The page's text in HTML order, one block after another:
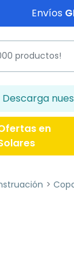
Envíos
Descarga
en